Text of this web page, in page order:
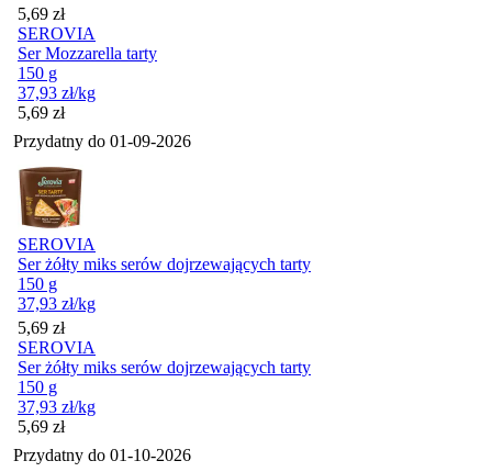
Cena
5,69 zł
SEROVIA
Ser Mozzarella tarty
150 g
37,93 zł/kg
Cena
5,69 zł
Przydatny do 01-09-2026
SEROVIA
Ser żółty miks serów dojrzewających tarty
150 g
37,93 zł/kg
Cena
5,69 zł
SEROVIA
Ser żółty miks serów dojrzewających tarty
150 g
37,93 zł/kg
Cena
5,69 zł
Przydatny do 01-10-2026